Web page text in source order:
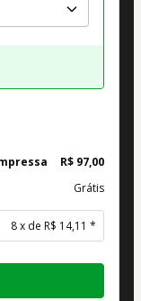
R$ 97,00
Grátis
8 x de R$ 14,11 *